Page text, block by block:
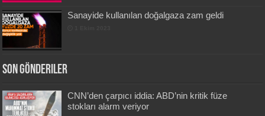
Sanayide kullanılan doğalgaza zam geldi
Son Gönderiler
CNN’den çarpıcı iddia: ABD’nin kritik füze
stokları alarm veriyor